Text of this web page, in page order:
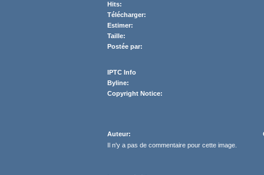
Hits:
Télécharger:
Estimer:
Taille:
Postée par:
IPTC Info
Byline:
Copyright Notice:
Auteur:
Il n'y a pas de commentaire pour cette image.